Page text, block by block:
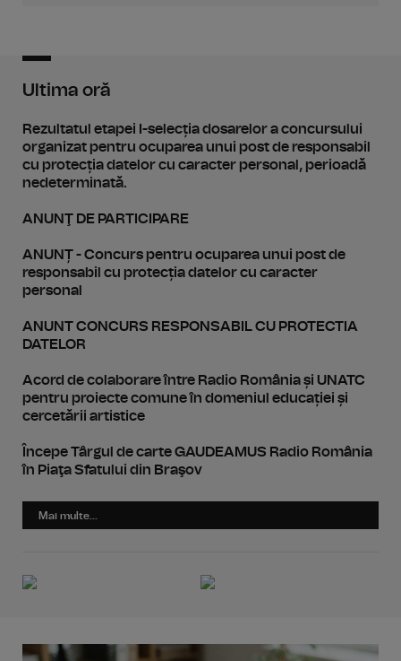
Ultima oră
Rezultatul etapei I-selecția dosarelor a concursului
organizat pentru ocuparea unui post de responsabil
cu protecția datelor cu caracter personal, perioadă
nedeterminată.
ANUNŢ DE PARTICIPARE
ANUNȚ - Concurs pentru ocuparea unui post de
responsabil cu protecția datelor cu caracter
personal
ANUNT CONCURS RESPONSABIL CU PROTECTIA
DATELOR
Acord de colaborare între Radio România și UNATC
pentru proiecte comune în domeniul educației și
cercetării artistice
Începe Târgul de carte GAUDEAMUS Radio România
în Piaţa Sfatului din Braşov
Mai multe...